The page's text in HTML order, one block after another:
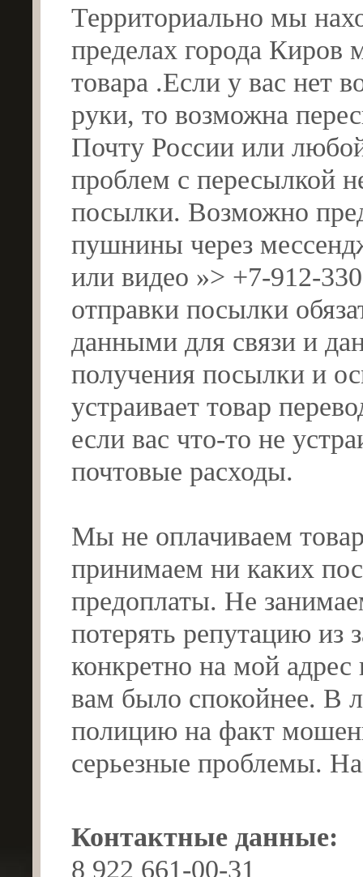
Территориально мы
пределах города Киров
товара .Если у вас нет
руки, то возможна
Почту России или
проблем с пересылкой
посылки. Возможно
пушнины через
или видео »> +7-912-
отправки посылки
данными для связи и
получения посылки и
устраивает товар
если вас что-то не
почтовые расходы.
Мы не оплачиваем
принимаем ни каких
предоплаты. Не
потерять репутацию из
конкретно на мой
вам было спокойнее. В
полицию на факт
серьезные проблемы.
Контактные данные:
8 922 661-00-31